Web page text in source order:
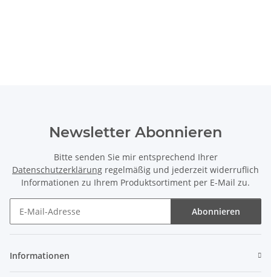
Newsletter Abonnieren
Bitte senden Sie mir entsprechend Ihrer
Datenschutzerklärung regelmäßig und jederzeit widerruflich
Informationen zu Ihrem Produktsortiment per E-Mail zu.
Abonnieren
Informationen